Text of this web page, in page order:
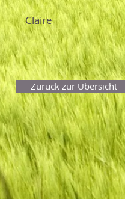
Claire
Zurück zur Übersicht